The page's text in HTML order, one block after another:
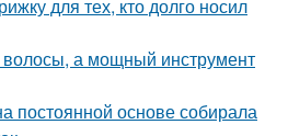
для тех, кто долго носил
волосы, а мощный инструмент
постоянной основе собирала